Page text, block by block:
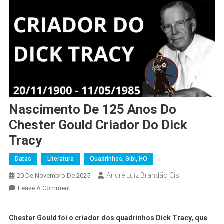
Nascimento De 125 Anos Do
Chester Gould Criador Do Dick
Tracy
Datas Literatura Quadrinhos, Gibi, HQ
20 De Novembro De 2025 André Luiz Brandão Cisi
Leave A Comment
Chester Gould foi o criador dos quadrinhos Dick Tracy, que